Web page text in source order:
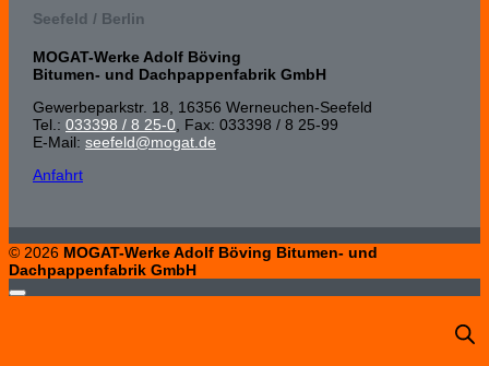
Seefeld / Berlin
MOGAT-Werke Adolf Böving
Bitumen- und Dachpappenfabrik GmbH
Gewerbeparkstr. 18, 16356 Werneuchen-Seefeld
Tel.: 033398 / 8 25-0 , Fax: 033398 / 8 25-99
E-Mail: seefeld@mogat.de
Anfahrt
© 2026 MOGAT-Werke Adolf Böving Bitumen- und
Dachpappenfabrik GmbH